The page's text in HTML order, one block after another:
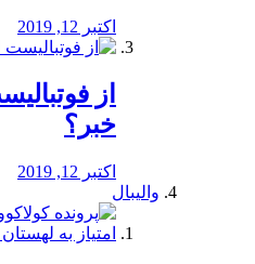
اکتبر 12, 2019
از
خبر؟
اکتبر 12, 2019
والیبال